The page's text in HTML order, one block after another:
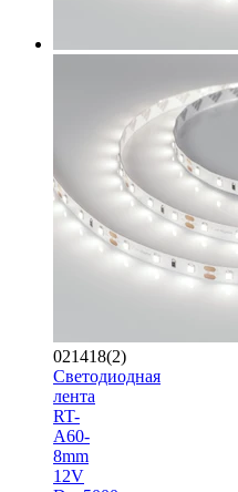
021418(2)
Светодиодная
лента
RT-
A60-
8mm
12V